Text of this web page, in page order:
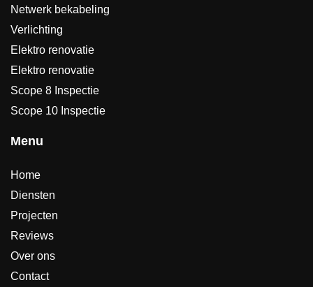
Netwerk bekabeling
Verlichting
Elektro renovatie
Elektro renovatie
Scope 8 Inspectie
Scope 10 Inspectie
Menu
Home
Diensten
Projecten
Reviews
Over ons
Contact